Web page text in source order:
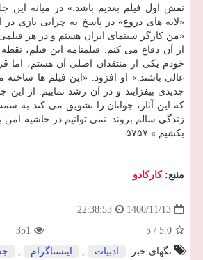
نقش اول فیلم بعدیم باشد.» در میانه این
«لایه های دروغ» در پاسخ به چرایی بازی در
«من کارگر سینمای ایران هستم و در هر
از آن دفاع می کنم. فیلمنامه این فیلم،
خودم یکی از منتقدان اصلی آن هستم، اما
عالی باشند.» او افزود: «این فیلم ها
جدیدی بیفزایند و در آن رشد نماییم. از این
که این آثار، جوانان را تشویق می کند به
زندگی سالم بروند. نمی توانیم در حاشیه امن
بکشیم.» ۵۷۵۷
منبع:كاركادو
1400/11/13
22:38:53
5.0
/
5
351
تگهای خبر:
ادبیات , اینستاگرام ,